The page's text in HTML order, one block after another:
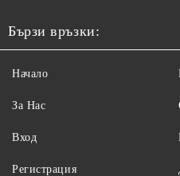
Бързи връзки:
Начало
За Нас
Вход
Регистрация